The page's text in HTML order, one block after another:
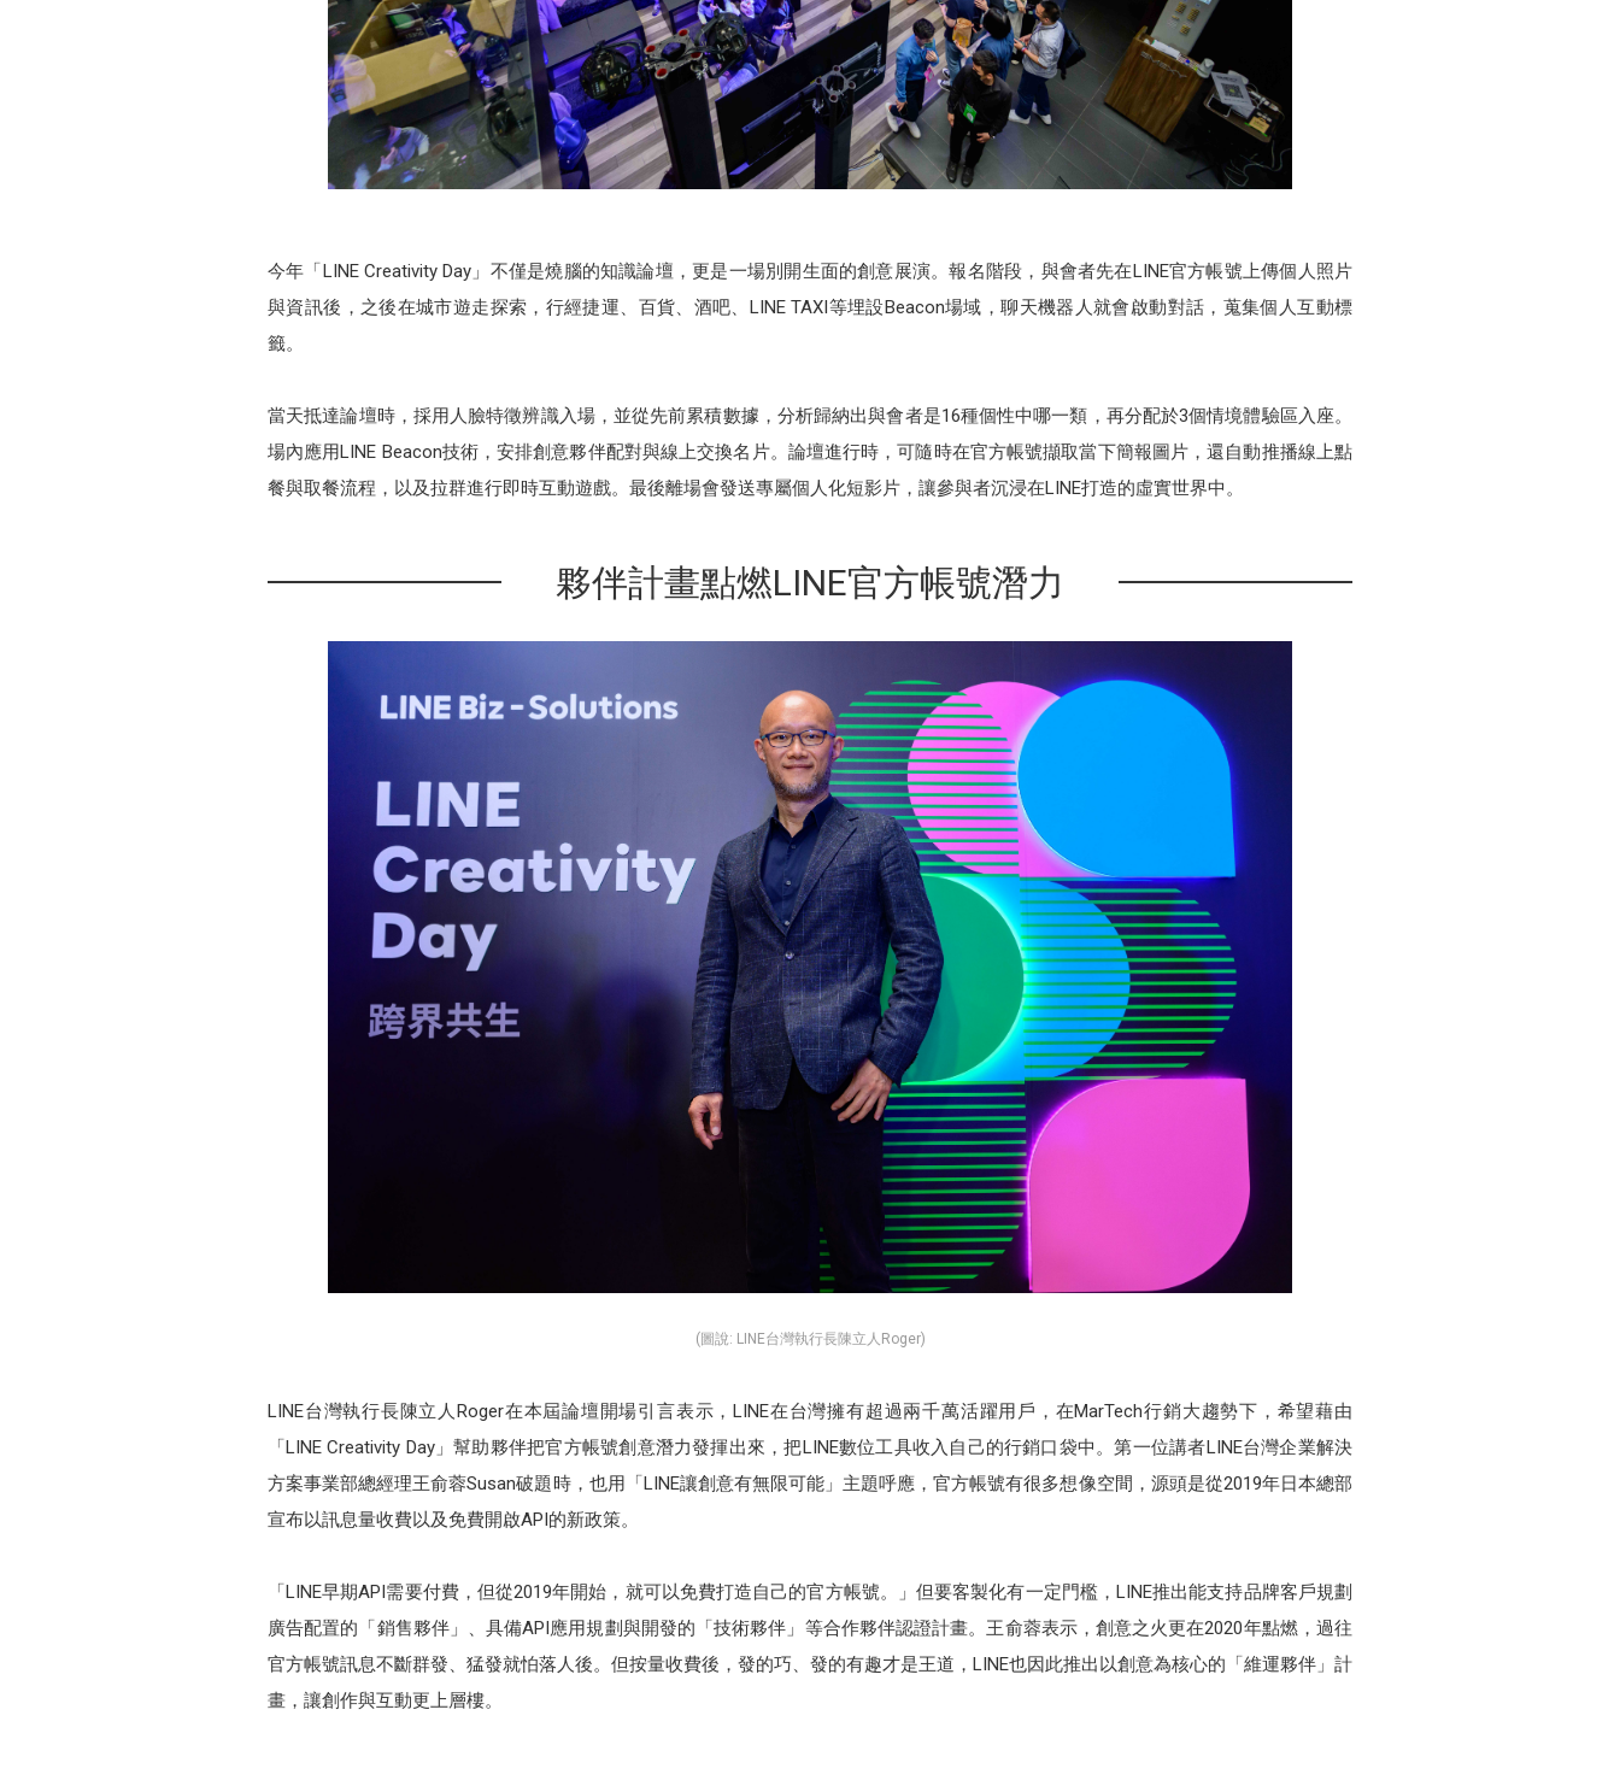
今年「LINE Creativity Day」不僅是燒腦的知識論壇，更是一場別開生面的創意展演。報名階段，與會者先在LINE官方帳號上傳個人照片
與資訊後，之後在城市遊走探索，行經捷運、百貨、酒吧、LINE TAXI等埋設Beacon場域，聊天機器人就會啟動對話，蒐集個人互動標
籤。
當天抵達論壇時，採用人臉特徵辨識入場，並從先前累積數據，分析歸納出與會者是16種個性中哪一類，再分配於3個情境體驗區入座。
場內應用LINE Beacon技術，安排創意夥伴配對與線上交換名片。論壇進行時，可隨時在官方帳號擷取當下簡報圖片，還自動推播線上點
餐與取餐流程，以及拉群進行即時互動遊戲。最後離場會發送專屬個人化短影片，讓參與者沉浸在LINE打造的虛實世界中。
夥伴計畫點燃LINE官方帳號潛力
(圖說: LINE台灣執行長陳立人Roger)
LINE台灣執行長陳立人Roger在本屆論壇開場引言表示，LINE在台灣擁有超過兩千萬活躍用戶，在MarTech行銷大趨勢下，希望藉由
「LINE Creativity Day」幫助夥伴把官方帳號創意潛力發揮出來，把LINE數位工具收入自己的行銷口袋中。第一位講者LINE台灣企業解決
方案事業部總經理王俞蓉Susan破題時，也用「LINE讓創意有無限可能」主題呼應，官方帳號有很多想像空間，源頭是從2019年日本總部
宣布以訊息量收費以及免費開啟API的新政策。
「LINE早期API需要付費，但從2019年開始，就可以免費打造自己的官方帳號。」但要客製化有一定門檻，LINE推出能支持品牌客戶規劃
廣告配置的「銷售夥伴」、具備API應用規劃與開發的「技術夥伴」等合作夥伴認證計畫。王俞蓉表示，創意之火更在2020年點燃，過往
官方帳號訊息不斷群發、猛發就怕落人後。但按量收費後，發的巧、發的有趣才是王道，LINE也因此推出以創意為核心的「維運夥伴」計
畫，讓創作與互動更上層樓。